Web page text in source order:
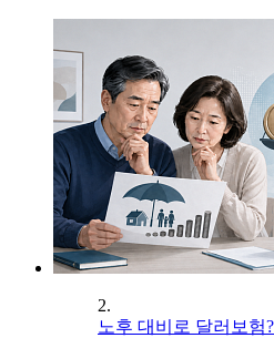
2.
노후 대비로 달러보험